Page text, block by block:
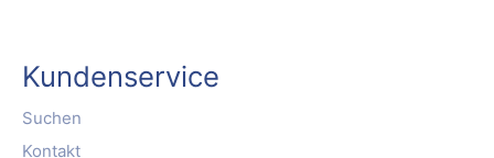
Kundenservice
Suchen
Kontakt